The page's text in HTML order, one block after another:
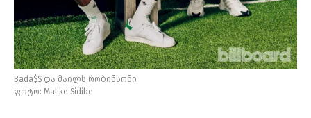
Bada$$ და მაილს რობინსონი
ფოტო: Malike Sidibe